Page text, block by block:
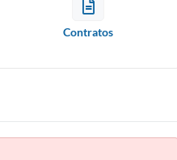
Contratos